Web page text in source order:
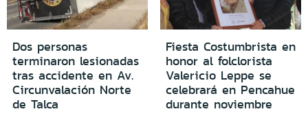
Dos personas
terminaron lesionadas
tras accidente en Av.
Circunvalación Norte
de Talca
Fiesta Costumbrista en
honor al folclorista
Valericio Leppe se
celebrará en Pencahue
durante noviembre